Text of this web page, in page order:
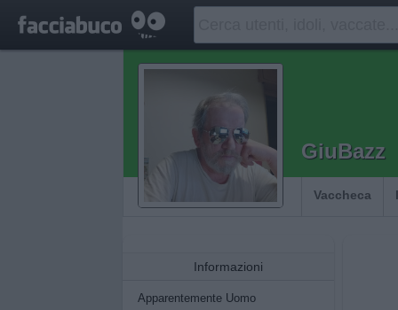
GiuBazz
Vaccheca
Informazioni
Apparentemente Uomo